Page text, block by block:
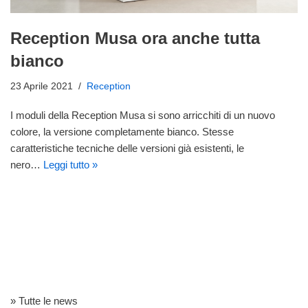
Reception Musa ora anche tutta
bianco
23 Aprile 2021 Reception
I moduli della Reception Musa si sono arricchiti di un nuovo
colore, la versione completamente bianco. Stesse
caratteristiche tecniche delle versioni già esistenti, le
nero… Leggi tutto »
» Tutte le news